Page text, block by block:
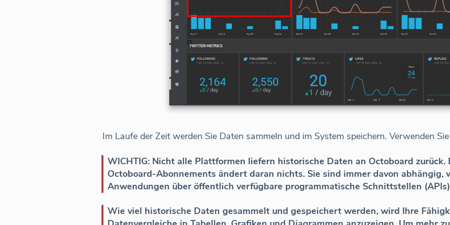
Im Laufe der Zeit werden Sie Daten sammeln und im System speichern. Verwenden
WICHTIG: Nicht alle Plattformen liefern historische Daten an Octoboard
Octoboard-Abonnements ändert daran nichts. Sie sind immer davon abhängig,
Anwendungen über öffentlich verfügbare programmatische Schnittstellen
Wie viel historische Daten gesammelt und gespeichert werden, wird Ihre